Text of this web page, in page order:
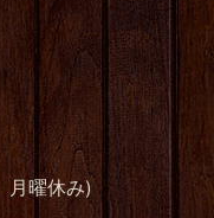
月曜休み)